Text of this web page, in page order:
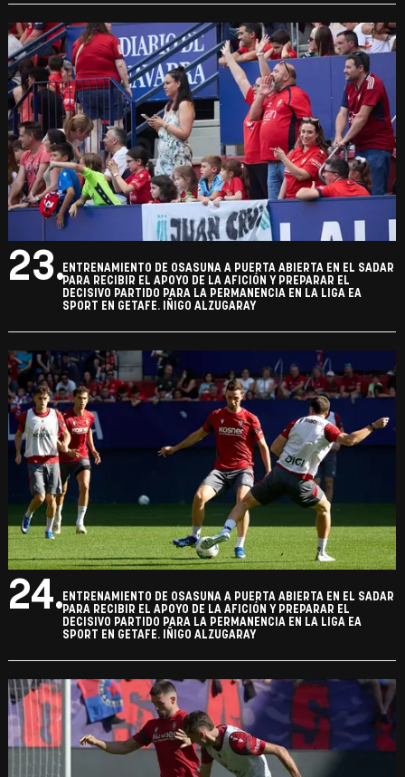
23.ENTRENAMIENTO DE OSASUNA A PUERTA ABIERTA EN EL SADAR
PARA RECIBIR EL APOYO DE LA AFICIÓN Y PREPARAR EL
DECISIVO PARTIDO PARA LA PERMANENCIA EN LA LIGA EA
SPORT EN GETAFE. IÑIGO ALZUGARAY
24.ENTRENAMIENTO DE OSASUNA A PUERTA ABIERTA EN EL SADAR
PARA RECIBIR EL APOYO DE LA AFICIÓN Y PREPARAR EL
DECISIVO PARTIDO PARA LA PERMANENCIA EN LA LIGA EA
SPORT EN GETAFE. IÑIGO ALZUGARAY